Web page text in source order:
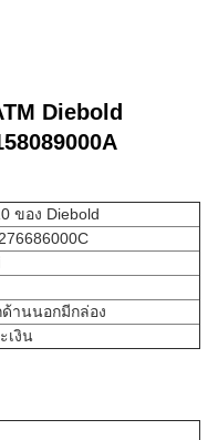
Diebold
ของ Diebold
านนอกมีกล่อง
เงิน